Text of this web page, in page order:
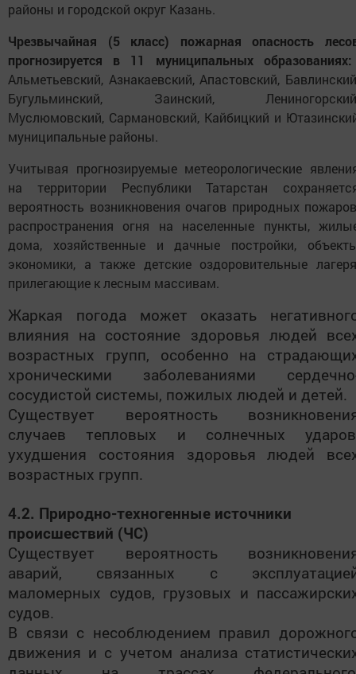
районы и городской округ Казань.
Чрезвычайная (5 класс) пожарная опасность
прогнозируется в 11 муниципальных образованиях:
Альметьевский, Азнакаевский, Апастовский,
Бугульминский, Заинский,
Муслюмовский, Сармановский, Кайбицкий и
муниципальные районы.
Учитывая прогнозируемые метеорологические
на территории Республики Татарстан
вероятность возникновения очагов природных
распространения огня на населенные пункты,
дома, хозяйственные и дачные постройки,
экономики, а также детские оздоровительные
прилегающие к лесным массивам.
Жаркая погода может оказать
влияния на состояние здоровья людей
возрастных групп, особенно на
хроническими заболеваниями
сосудистой системы, пожилых людей и детей.
Существует вероятность
случаев тепловых и солнечных
ухудшения состояния здоровья людей
возрастных групп.
4.2. Природно-техногенные источники
происшествий (ЧС)
Существует вероятность
аварий, связанных с
маломерных судов, грузовых и
судов.
В связи с несоблюдением правил
движения и с учетом анализа